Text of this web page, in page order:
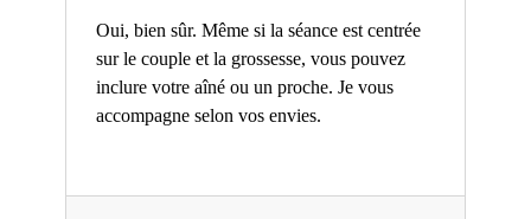
Oui, bien sûr. Même si la séance est centrée
sur le couple et la grossesse, vous pouvez
inclure votre aîné ou un proche. Je vous
accompagne selon vos envies.